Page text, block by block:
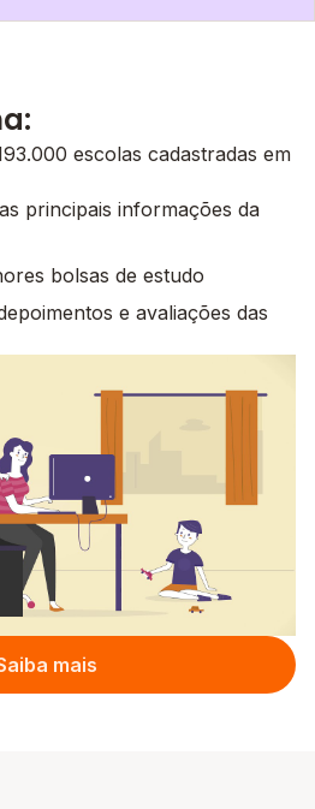
escolas cadastradas em
principais informações da
bolsas de estudo
e avaliações das
mais